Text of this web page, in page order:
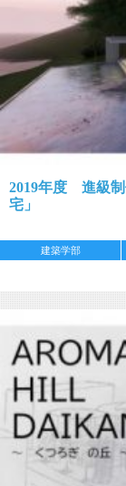
2019年度 進級
宅」
建築学部